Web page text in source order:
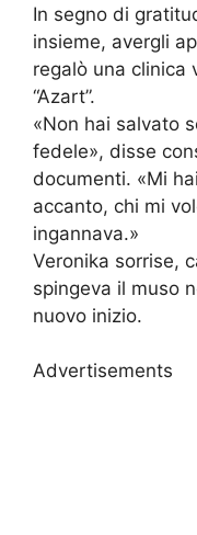
In segno di
insieme, avergli
regalò una clinica
“Azart”.
«Non hai salvato
fedele», disse
documenti. «Mi
accanto, chi mi
ingannava.»
Veronika sorrise,
spingeva il muso
nuovo inizio.
Advertisements